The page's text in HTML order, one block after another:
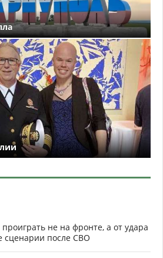
не на фронте, а от удара
сценарии после СВО